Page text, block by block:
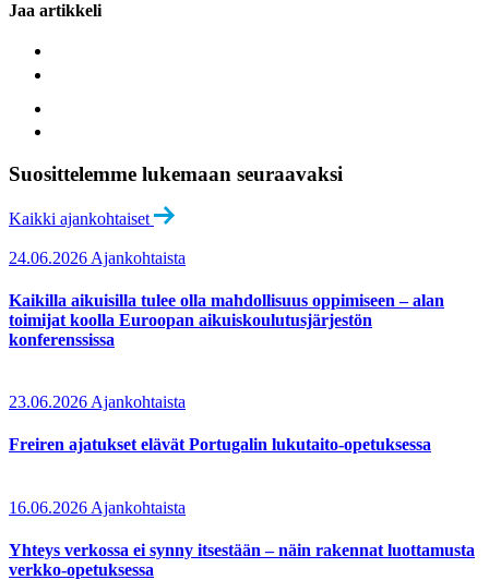
Jaa artikkeli
Suosittelemme lukemaan seuraavaksi
Kaikki ajankohtaiset
24.06.2026 Ajankohtaista
Kaikilla aikuisilla tulee olla mahdollisuus oppimiseen – alan
toimijat koolla Euroopan aikuiskoulutusjärjestön
konferenssissa
23.06.2026 Ajankohtaista
Freiren ajatukset elävät Portugalin lukutaito-opetuksessa
16.06.2026 Ajankohtaista
Yhteys verkossa ei synny itsestään – näin rakennat luottamusta
verkko-opetuksessa